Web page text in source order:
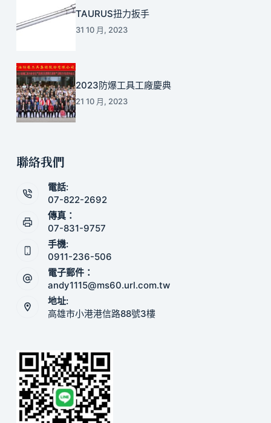
TAURUS扭力扳手
31 10 月, 2023
2023防爆工具工廠慶典
21 10 月, 2023
聯絡我們
電話:
07-822-2692
傳真：
07-831-9757
手機:
0911-236-506
電子郵件：
andy1115@ms60.url.com.tw
地址:
高雄市小港港信路88號3樓